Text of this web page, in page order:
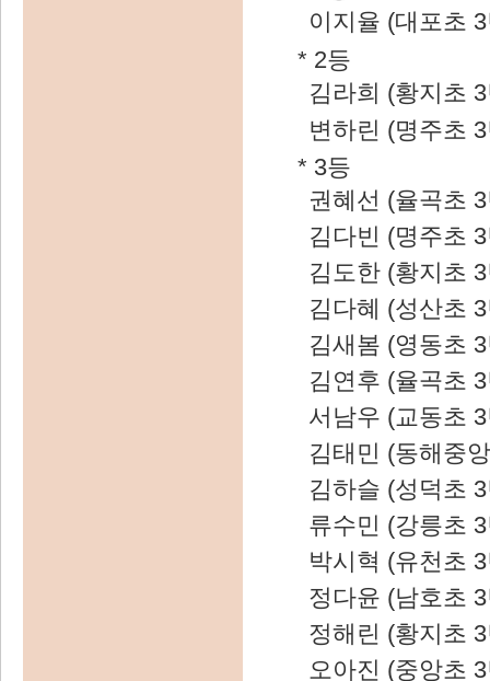
이지율 (대포초
* 2등
김라희 (황지초
변하린 (명주초
* 3등
권혜선 (율곡초
김다빈 (명주초
김도한 (황지초
김다혜 (성산초
김새봄 (영동초
김연후 (율곡초
서남우 (교동초
김태민 (동해중
김하슬 (성덕초
류수민 (강릉초
박시혁 (유천초
정다윤 (남호초
정해린 (황지초
오아진 (중앙초